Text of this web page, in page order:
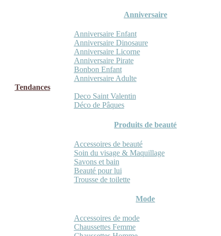
Anniversaire
Anniversaire Enfant
Anniversaire Dinosaure
Anniversaire Licorne
Anniversaire Pirate
Bonbon Enfant
Anniversaire Adulte
Tendances
Deco Saint Valentin
Déco de Pâques
Produits de beauté
Accessoires de beauté
Soin du visage & Maquillage
Savons et bain
Beauté pour lui
Trousse de toilette
Mode
Accessoires de mode
Chaussettes Femme